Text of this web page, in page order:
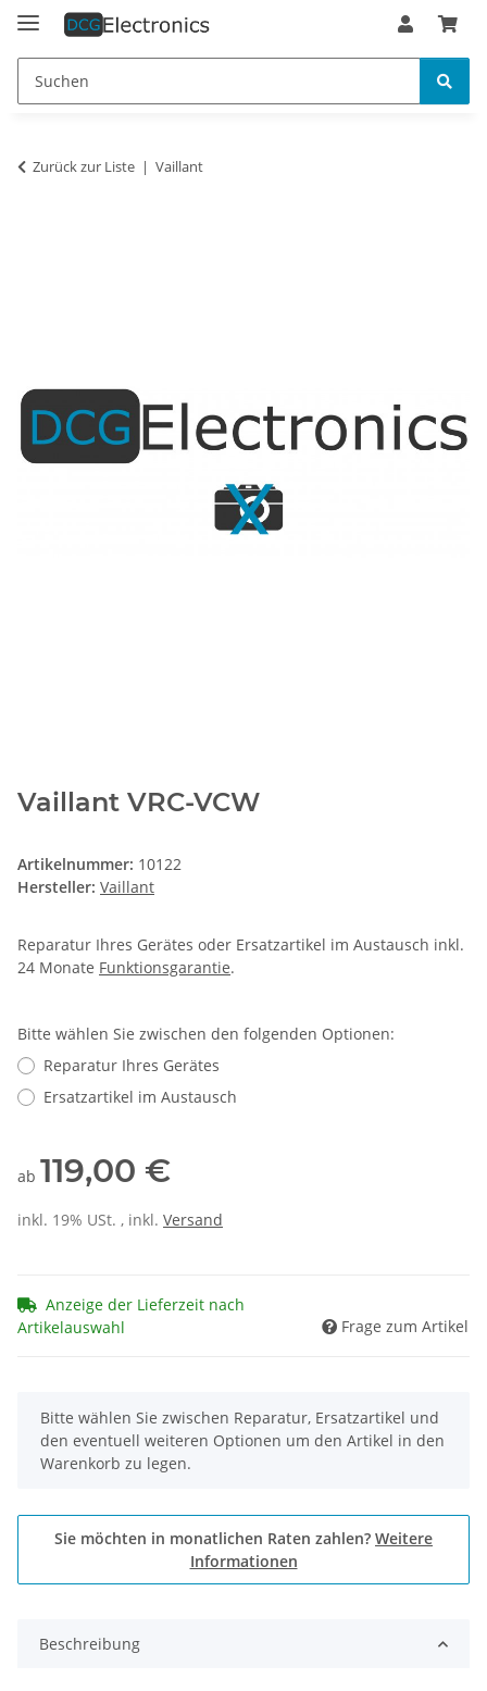
Zurück zur Liste Vaillant
Vaillant VRC-VCW
Artikelnummer: 10122
Hersteller: Vaillant
Reparatur Ihres Gerätes oder Ersatzartikel im Austausch inkl.
24 Monate Funktionsgarantie.
Bitte wählen Sie zwischen den folgenden Optionen:
Reparatur Ihres Gerätes
Ersatzartikel im Austausch
ab 119,00 €
inkl. 19% USt. , inkl. Versand
Anzeige der Lieferzeit nach
Artikelauswahl
Frage zum Artikel
x
Bitte wählen Sie zwischen Reparatur, Ersatzartikel und
den eventuell weiteren Optionen um den Artikel in den
Warenkorb zu legen.
Sie möchten in monatlichen Raten zahlen? Weitere
Informationen
Beschreibung